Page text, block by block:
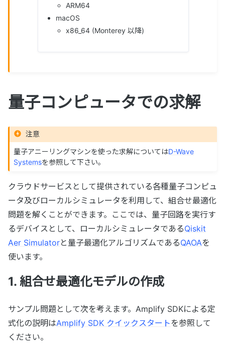
ARM64
macOS
x86_64 (Monterey 以降)
量子コンピュータでの求解
注意
量子アニーリングマシンを使った求解についてはD-Wave
Systemsを参照して下さい。
クラウドサービスとして提供されている各種量子コンピュ
ータ及びローカルシミュレータを利用して、組合せ最適化
問題を解くことができます。ここでは、量子回路を実行す
るデバイスとして、ローカルシミュレータであるQiskit
Aer Simulatorと量子最適化アルゴリズムであるQAOAを
使います。
1. 組合せ最適化モデルの作成
サンプル問題として次を考えます。Amplify SDKによる定
式化の説明はAmplify SDK クイックスタートを参照して
ください。